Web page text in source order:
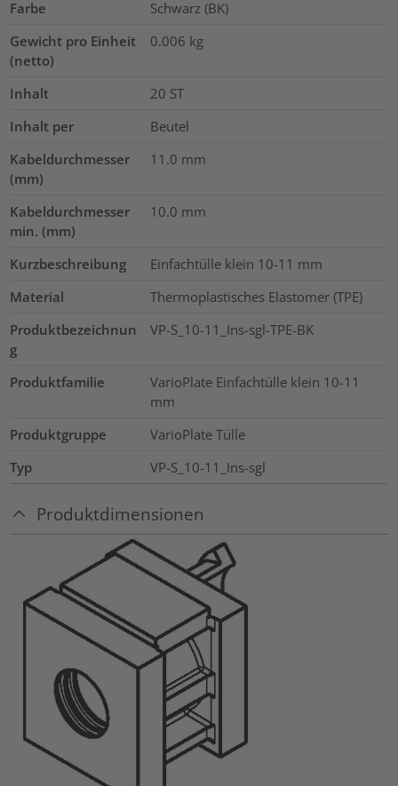
Farbe
Schwarz (BK)
Gewicht pro Einheit
(netto)
0.006 kg
Inhalt 20 ST
Inhalt per
Beutel
Kabeldurchmesser
(mm)
11.0 mm
Kabeldurchmesser
min. (mm)
10.0 mm
Kurzbeschreibung
Einfachtülle klein 10-11 mm
Material
Thermoplastisches Elastomer (TPE)
Produktbezeichnun
g
VP-S_10-11_Ins-sgl-TPE-BK
Produktfamilie
VarioPlate Einfachtülle klein 10-11
mm
Produktgruppe
VarioPlate Tülle
Typ
VP-S_10-11_Ins-sgl
Produktdimensionen